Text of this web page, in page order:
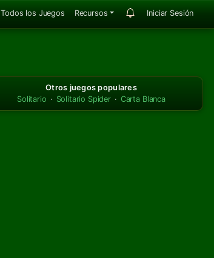
Todos los Juegos Recursos Iniciar Sesión
Otros juegos populares
Solitario · Solitario Spider · Carta Blanca